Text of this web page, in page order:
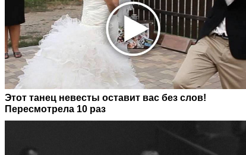
Этот танец невесты оставит вас без слов!
Пересмотрела 10 раз